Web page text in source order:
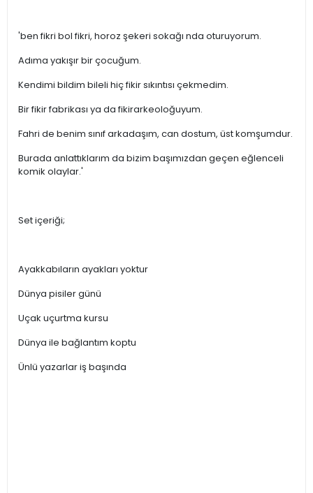
'ben fikri bol fikri, horoz şekeri sokağı nda oturuyorum.
Adıma yakışır bir çocuğum.
Kendimi bildim bileli hiç fikir sıkıntısı çekmedim.
Bir fikir fabrikası ya da fikirarkeoloğuyum.
Fahri de benim sınıf arkadaşım, can dostum, üst komşumdur.
Burada anlattıklarım da bizim başımızdan geçen eğlenceli
komik olaylar.'
Set içeriği;
Ayakkabıların ayakları yoktur
Dünya pisiler günü
Uçak uçurtma kursu
Dünya ile bağlantım koptu
Ünlü yazarlar iş başında